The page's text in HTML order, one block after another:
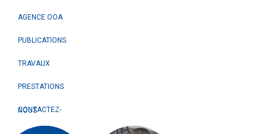
AGENCE OOA
PUBLICATIONS
TRAVAUX
PRESTATIONS
CONTACTEZ-NOUS